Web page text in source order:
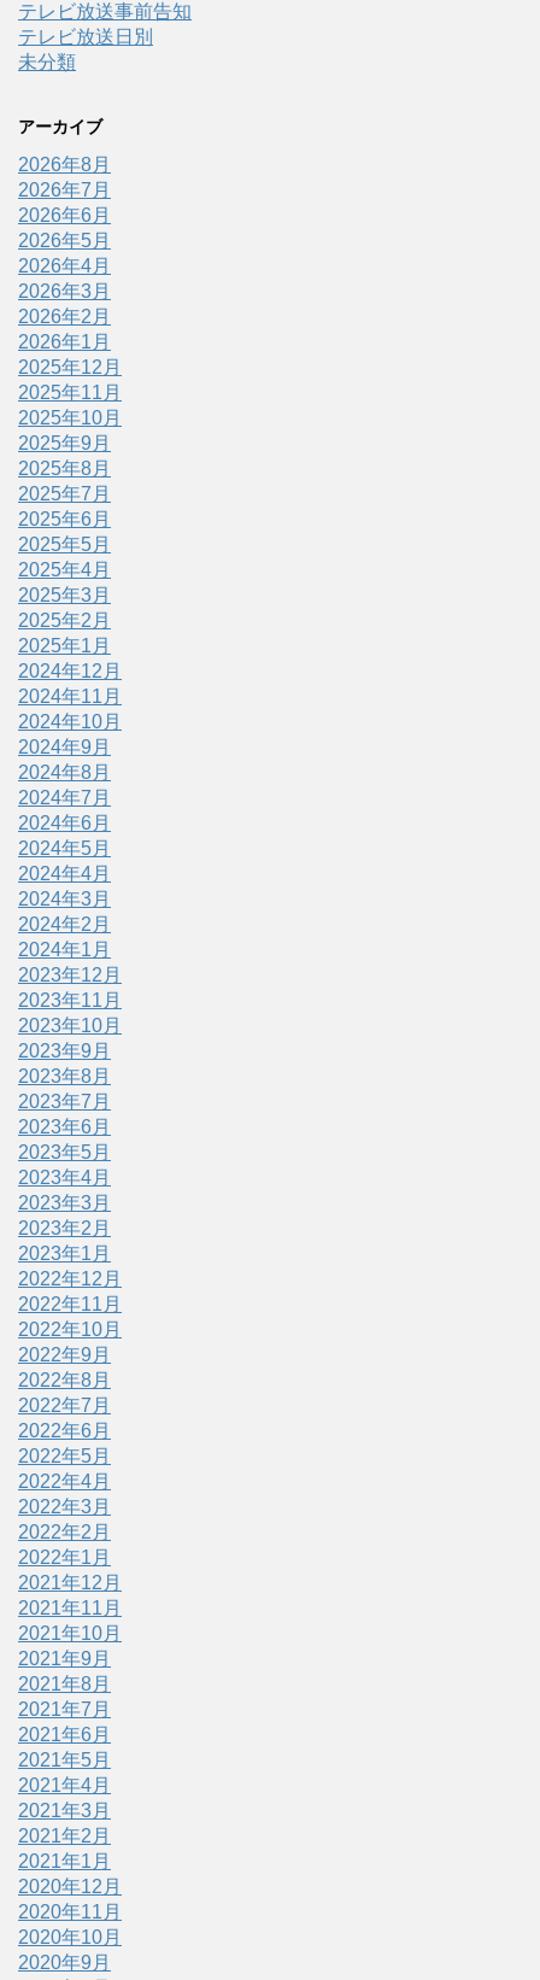
テレビ放送事前告知
テレビ放送日別
未分類
アーカイブ
2026年8月
2026年7月
2026年6月
2026年5月
2026年4月
2026年3月
2026年2月
2026年1月
2025年12月
2025年11月
2025年10月
2025年9月
2025年8月
2025年7月
2025年6月
2025年5月
2025年4月
2025年3月
2025年2月
2025年1月
2024年12月
2024年11月
2024年10月
2024年9月
2024年8月
2024年7月
2024年6月
2024年5月
2024年4月
2024年3月
2024年2月
2024年1月
2023年12月
2023年11月
2023年10月
2023年9月
2023年8月
2023年7月
2023年6月
2023年5月
2023年4月
2023年3月
2023年2月
2023年1月
2022年12月
2022年11月
2022年10月
2022年9月
2022年8月
2022年7月
2022年6月
2022年5月
2022年4月
2022年3月
2022年2月
2022年1月
2021年12月
2021年11月
2021年10月
2021年9月
2021年8月
2021年7月
2021年6月
2021年5月
2021年4月
2021年3月
2021年2月
2021年1月
2020年12月
2020年11月
2020年10月
2020年9月